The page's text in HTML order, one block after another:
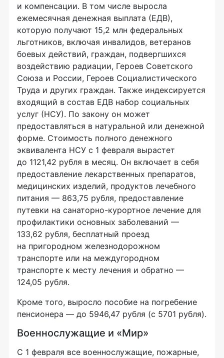
и компенсации. В том числе выросла
ежемесячная денежная выплата (ЕДВ),
которую получают 15,2 млн федеральных
льготников, включая инвалидов, ветеранов
боевых действий, граждан, подвергшихся
воздействию радиации, Героев Советского
Союза и России, Героев Социалистического
Труда и других граждан. Также индексируется
входящий в состав ЕДВ набор социальных
услуг (НСУ). По закону он может
предоставляться в натуральной или денежной
форме. Стоимость полного денежного
эквивалента НСУ с 1 февраля вырастет
до 1121,42 рубля в месяц. Он включает в себя
предоставление лекарственных препаратов,
медицинских изделий, продуктов лечебного
питания — 863,75 рубля, предоставление
путевки на санаторно-курортное лечение для
профилактики основных заболеваний —
133,62 рубля, бесплатный проезд
на пригородном железнодорожном
транспорте или на междугородном
транспорте к месту лечения и обратно —
124,05 рубля.
Кроме того, выросло пособие на погребение
пенсионера — до 5946,47 рубля (с 5701 рубля).
Военнослужащие и «Мир»
С 1 февраля все военнослужащие, пожарные,